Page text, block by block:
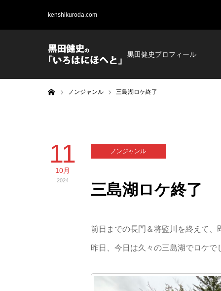
kenshikuroda.com
黒田健史プロフィール
ノンジャンル 三島湖ロケ終了
11
10月
2024
ノンジャンル
三島湖ロケ終了
前日までの長門＆将監川を終えて、
昨日、今日は久々の三島湖でロケで